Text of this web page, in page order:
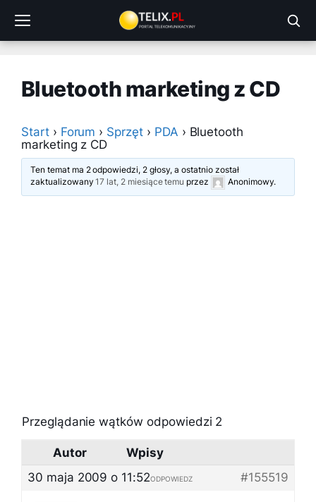
treści
Bluetooth marketing z CD
Start › Forum › Sprzęt › PDA › Bluetooth
marketing z CD
Ten temat ma 2 odpowiedzi, 2 głosy, a ostatnio został
zaktualizowany17 lat, 2 miesiące temu przez Anonimowy.
Przeglądanie wątków odpowiedzi 2
Autor
Wpisy
30 maja 2009 o 11:52
#155519
ODPOWIEDZ